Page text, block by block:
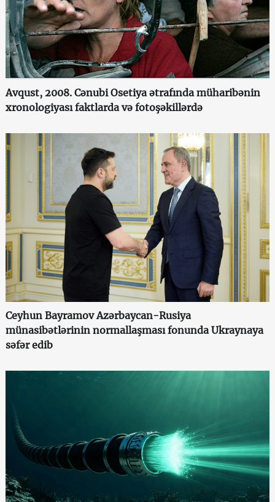
Avqust, 2008. Cənubi Osetiya ətrafında müharibənin
xronologiyası faktlarda və fotoşəkillərdə
Ceyhun Bayramov Azərbaycan-Rusiya
münasibətlərinin normallaşması fonunda Ukraynaya
səfər edib